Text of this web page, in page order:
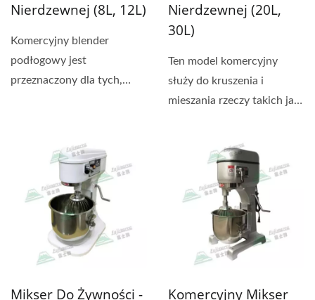
Nierdzewnej (8L, 12L)
Komercyjny blender
podłogowy jest
przeznaczony dla tych,
Nierdzewnej (20L,
30L)
Ten model komercyjny
służy do kruszenia i
mieszania rzeczy takich jak
Mikser Do Żywności -
Komercyjny Mikser